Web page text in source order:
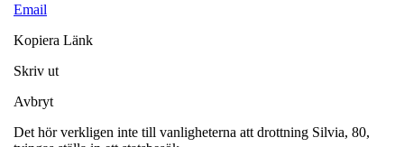
Email
Kopiera Länk
Skriv ut
Avbryt
Det hör verkligen inte till vanligheterna att drottning Silvia, 80,